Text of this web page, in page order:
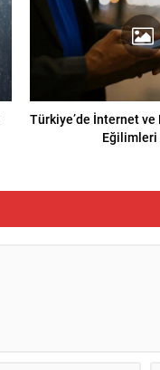
Türkiye’de İnternet
Eğilimleri